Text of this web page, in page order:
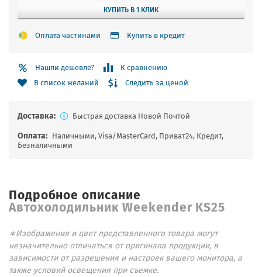
КУПИТЬ В 1 КЛИК
Оплата частинами Купить в кредит
Нашли дешевле?
К сравнению
В список желаний
Следить за ценой
Доставка: Быстрая доставка Новой Почтой
Оплата: Наличными, Visa/MasterCard, Приват24, Кредит,
Безналичными
Подробное описание
Автохолодильник Weekender KS25
∗Изображения и цвет представленного товара могут
незначительно отличаться от оригинала продукции, в
зависимости от разрешения и настроек вашего монитора, а
также условий освещения при съемке.